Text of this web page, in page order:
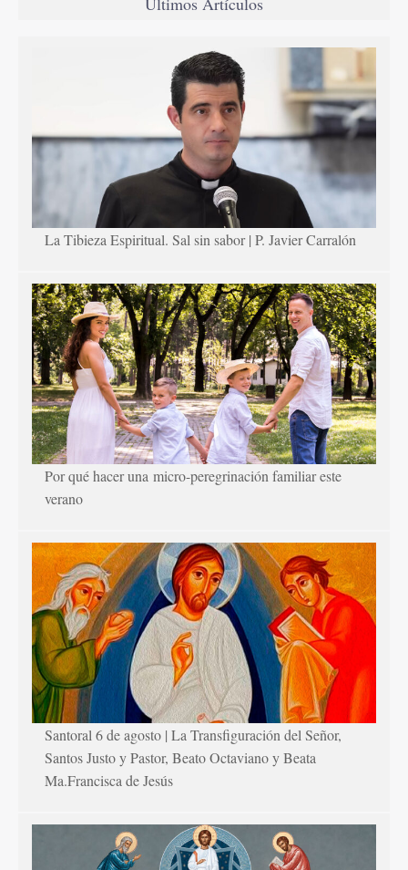
La Tibieza Espiritual. Sal sin sabor | P. Javier Carralón
Por qué hacer una micro-peregrinación familiar este
verano
Santoral 6 de agosto | La Transfiguración del Señor,
Santos Justo y Pastor, Beato Octaviano y Beata
Ma.Francisca de Jesús